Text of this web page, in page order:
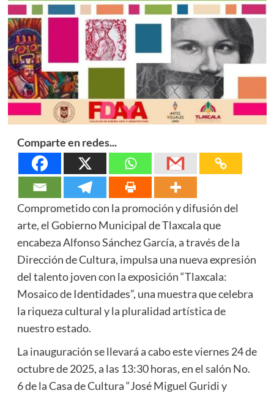
Comparte en redes...
Comprometido con la promoción y difusión del
arte, el Gobierno Municipal de Tlaxcala que
encabeza Alfonso Sánchez García, a través de la
Dirección de Cultura, impulsa una nueva expresión
del talento joven con la exposición “Tlaxcala:
Mosaico de Identidades”, una muestra que celebra
la riqueza cultural y la pluralidad artística de
nuestro estado.
La inauguración se llevará a cabo este viernes 24 de
octubre de 2025, a las 13:30 horas, en el salón No.
6 de la Casa de Cultura “José Miguel Guridi y